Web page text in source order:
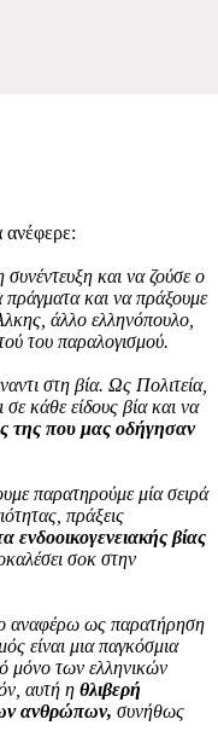
ανέφερε:
και να ζούσε ο
και να πράξουμε
άλλο ελληνόπουλο,
του παραλογισμού.
στη βία. Ως Πολιτεία,
σε κάθε είδους βία και να
της που μας οδήγησαν
παρατηρούμε μία σειρά
πράξεις
ενδοοικογενειακής βίας
σοκ στην
αναφέρω ως παρατήρηση
είναι μια παγκόσμια
μόνο των ελληνικών
αυτή η θλιβερή
ανθρώπων, συνήθως